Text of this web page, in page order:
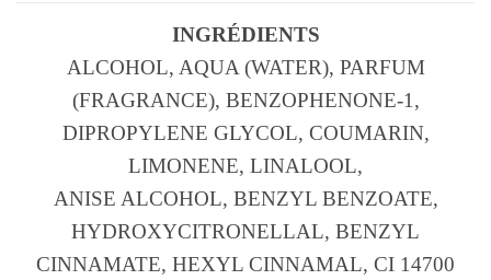
INGRÉDIENTS
ALCOHOL, AQUA (WATER), PARFUM
(FRAGRANCE), BENZOPHENONE-1,
DIPROPYLENE GLYCOL, COUMARIN,
LIMONENE, LINALOOL,
ANISE ALCOHOL, BENZYL BENZOATE,
HYDROXYCITRONELLAL, BENZYL
CINNAMATE, HEXYL CINNAMAL, CI 14700